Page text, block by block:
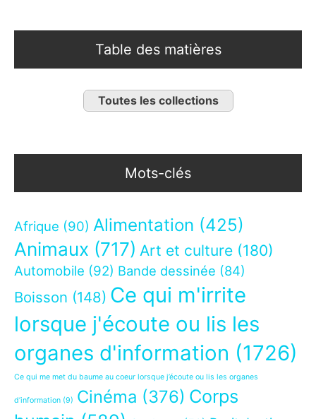
Table des matières
Toutes les collections
Mots-clés
Afrique (90) Alimentation (425)
Animaux (717) Art et culture (180)
Automobile (92) Bande dessinée (84)
Boisson (148) Ce qui m'irrite
lorsque j'écoute ou lis les
organes d'information (1726)
Ce qui me met du baume au coeur lorsque j’écoute ou lis les organes
d’information (9) Cinéma (376) Corps